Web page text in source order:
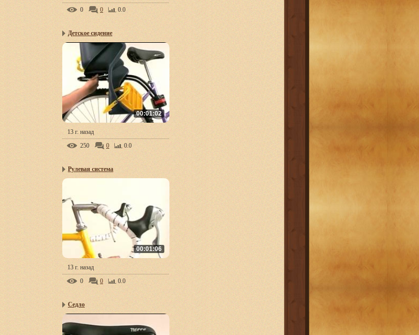
0
0 0.0
Детское сидение
00:01:02
13 г. назад
250
0 0.0
Рулевая система
00:01:06
13 г. назад
0
0 0.0
Седло